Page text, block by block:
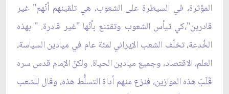
المؤثرة، في السيطرة على الشعوب، هي تلقينهم أنّهم" غير
قادرين"،كي تيأس الشعوب وتقتنع بأنّها "غير قادرة. " بهذه
الخُدعة، تخلّف الشعب الإيراني لمئة عام في ميادين السياسة،
العلم، الاقتصاد، وجميع ميادين الحياة. ولكنّ الإمام قدس سره
قَلَبَ هذه الموازين، فنزع منهم أداة التسلُّط هذه، وقال للشعب